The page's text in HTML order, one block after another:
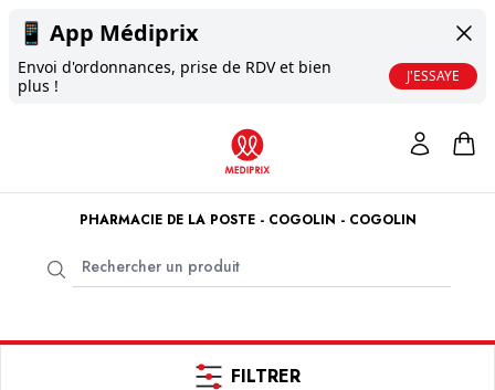
📱 App Médiprix
Envoi d'ordonnances, prise de RDV et bien
plus !
J'ESSAYE
PHARMACIE DE LA POSTE - COGOLIN - COGOLIN
FILTRER